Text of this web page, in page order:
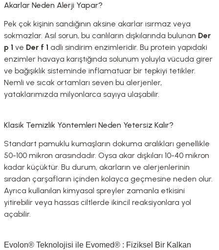
Akarlar Neden Alerji Yapar?
Pek çok kişinin sandığının aksine akarlar ısırmaz veya
sokmazlar. Asıl sorun, bu canlıların dışkılarında bulunan Der
p 1 ve Der f 1 adlı sindirim enzimleridir. Bu protein yapıdaki
enzimler havaya karıştığında solunum yoluyla vücuda girer
ve bağışıklık sisteminde inflamatuar bir tepkiyi tetikler.
Nemli ve sıcak ortamları seven bu alerjenler,
yataklarımızda milyonlarca sayıya ulaşabilir.
Klasik Temizlik Yöntemleri Neden Yetersiz Kalır?
Standart pamuklu kumaşların dokuma aralıkları genellikle
50-100 mikron arasındadır. Oysa akar dışkıları 10-40 mikron
kadar küçüktür. Bu durum, akarların ve alerjenlerinin
sıradan çarşafların içinden kolayca geçmesine neden olur.
Ayrıca kullanılan kimyasal spreyler zamanla etkisini
yitirebilir veya hassas ciltlerde ikincil reaksiyonlara yol
açabilir.
Evolon® Teknolojisi ile Evomed® : Fiziksel Bir Kalkan